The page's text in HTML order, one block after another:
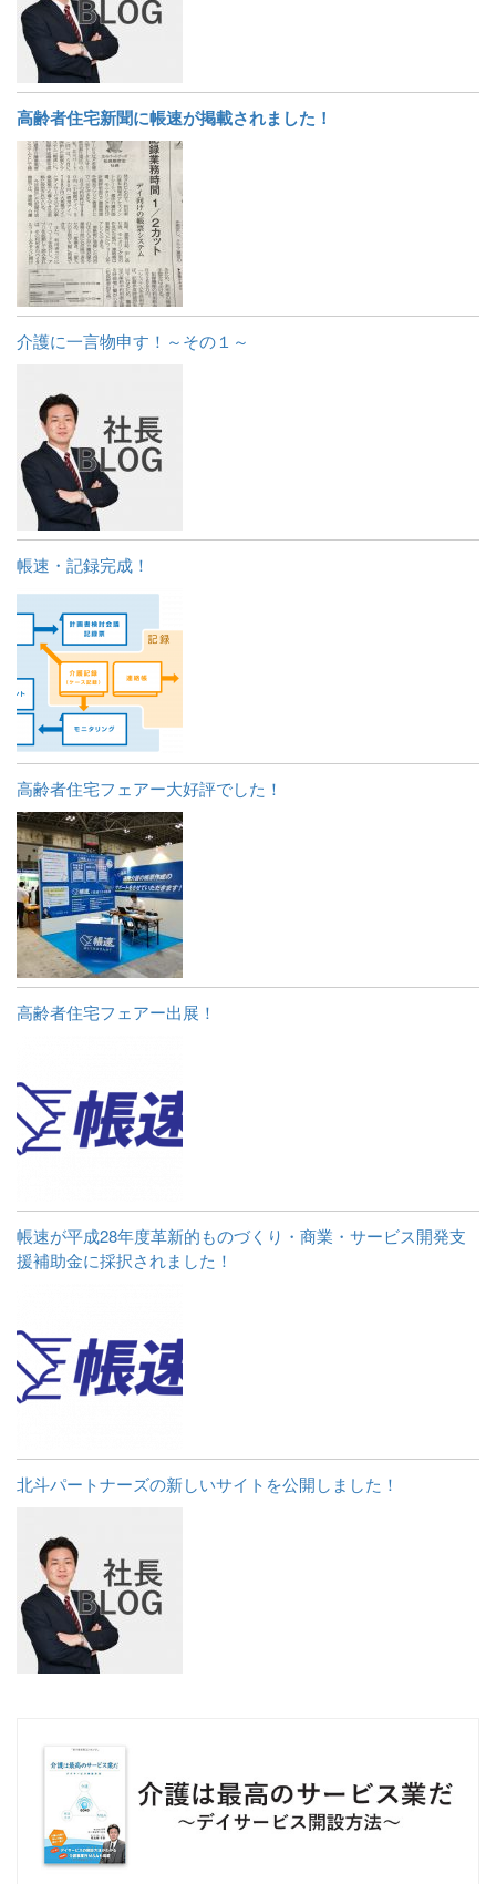
高齢者住宅新聞に帳速が掲載されました！
介護に一言物申す！～その１～
帳速・記録完成！
高齢者住宅フェアー大好評でした！
高齢者住宅フェアー出展！
帳速が平成28年度革新的ものづくり・商業・サービス開発支
援補助金に採択されました！
北斗パートナーズの新しいサイトを公開しました！